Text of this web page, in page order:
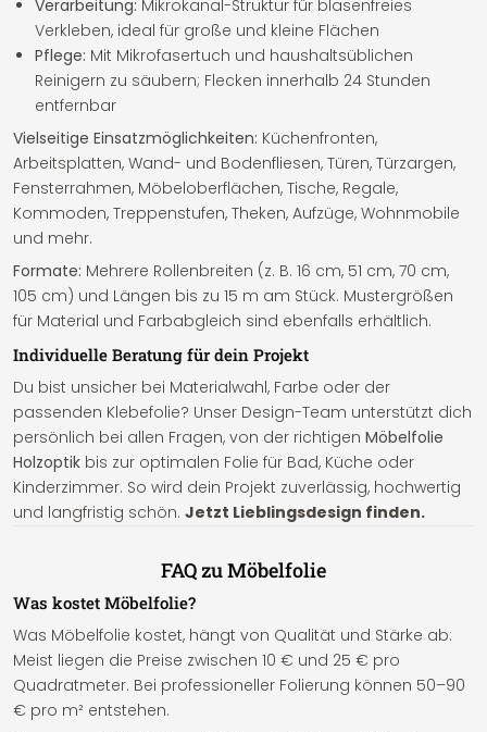
Verarbeitung: Mikrokanal-Struktur für blasenfreies
Verkleben, ideal für große und kleine Flächen
Pflege: Mit Mikrofasertuch und haushaltsüblichen
Reinigern zu säubern; Flecken innerhalb 24 Stunden
entfernbar
Vielseitige Einsatzmöglichkeiten: Küchenfronten,
Arbeitsplatten, Wand- und Bodenfliesen, Türen, Türzargen,
Fensterrahmen, Möbeloberflächen, Tische, Regale,
Kommoden, Treppenstufen, Theken, Aufzüge, Wohnmobile
und mehr.
Formate: Mehrere Rollenbreiten (z. B. 16 cm, 51 cm, 70 cm,
105 cm) und Längen bis zu 15 m am Stück. Mustergrößen
für Material und Farbabgleich sind ebenfalls erhältlich.
Individuelle Beratung für dein Projekt
Du bist unsicher bei Materialwahl, Farbe oder der
passenden Klebefolie? Unser Design-Team unterstützt dich
persönlich bei allen Fragen, von der richtigen Möbelfolie
Holzoptik bis zur optimalen Folie für Bad, Küche oder
Kinderzimmer. So wird dein Projekt zuverlässig, hochwertig
und langfristig schön. Jetzt Lieblingsdesign finden.
FAQ zu Möbelfolie
Was kostet Möbelfolie?
Was Möbelfolie kostet, hängt von Qualität und Stärke ab:
Meist liegen die Preise zwischen 10 € und 25 € pro
Quadratmeter. Bei professioneller Folierung können 50–90
€ pro m² entstehen.